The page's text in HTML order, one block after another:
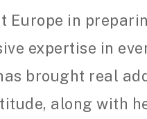
Europe in
expertise in
brought real
along with